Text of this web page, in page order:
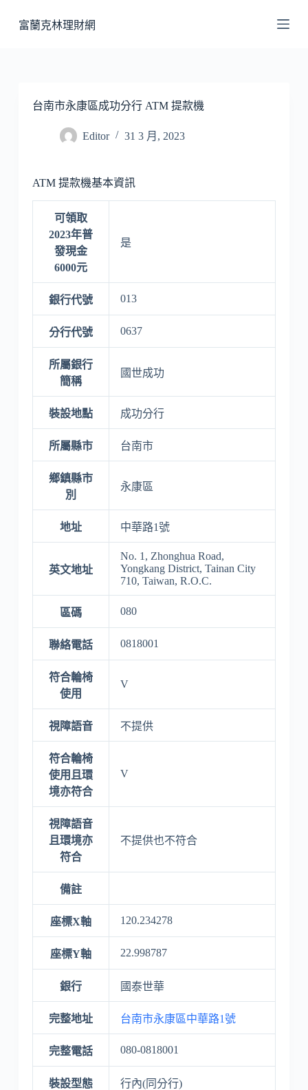
至
富蘭克林理財網
台南市永康區成功分行 ATM 提款機
Editor 31 3 月, 2023
ATM 提款機基本資訊
可領取
2023年普
發現金
6000元
是
銀行代號 013
分行代號 0637
所屬銀行
簡稱
國世成功
裝設地點 成功分行
所屬縣市 台南市
鄉鎮縣市
別
永康區
地址 中華路1號
英文地址
No. 1, Zhonghua Road,
Yongkang District, Tainan City
710, Taiwan, R.O.C.
區碼 080
聯絡電話 0818001
符合輪椅
使用
V
視障語音 不提供
符合輪椅
使用且環
境亦符合
V
視障語音
且環境亦
符合
不提供也不符合
備註
座標X軸 120.234278
座標Y軸 22.998787
銀行 國泰世華
完整地址 台南市永康區中華路1號
完整電話 080-0818001
裝設型態 行內(同分行)